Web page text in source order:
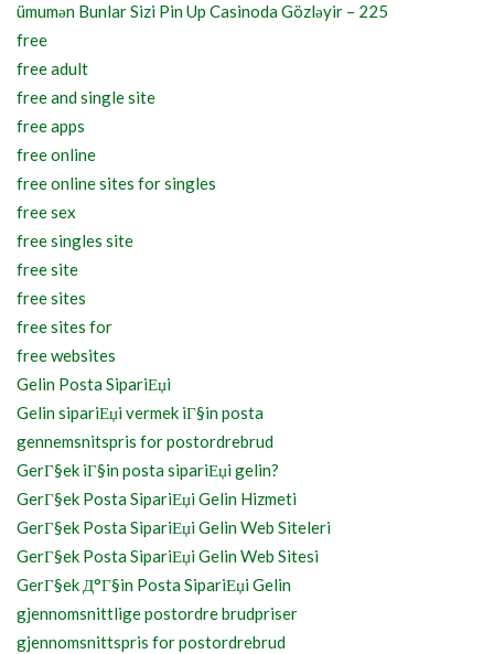
ümumən Bunlar Sizi Pin Up Casinoda Gözləyir – 225
free
free adult
free and single site
free apps
free online
free online sites for singles
free sex
free singles site
free site
free sites
free sites for
free websites
Gelin Posta SipariЕџi
Gelin sipariЕџi vermek iГ§in posta
gennemsnitspris for postordrebrud
GerГ§ek iГ§in posta sipariЕџi gelin?
GerГ§ek Posta SipariЕџi Gelin Hizmeti
GerГ§ek Posta SipariЕџi Gelin Web Siteleri
GerГ§ek Posta SipariЕџi Gelin Web Sitesi
GerГ§ek Д°Г§in Posta SipariЕџi Gelin
gjennomsnittlige postordre brudpriser
gjennomsnittspris for postordrebrud